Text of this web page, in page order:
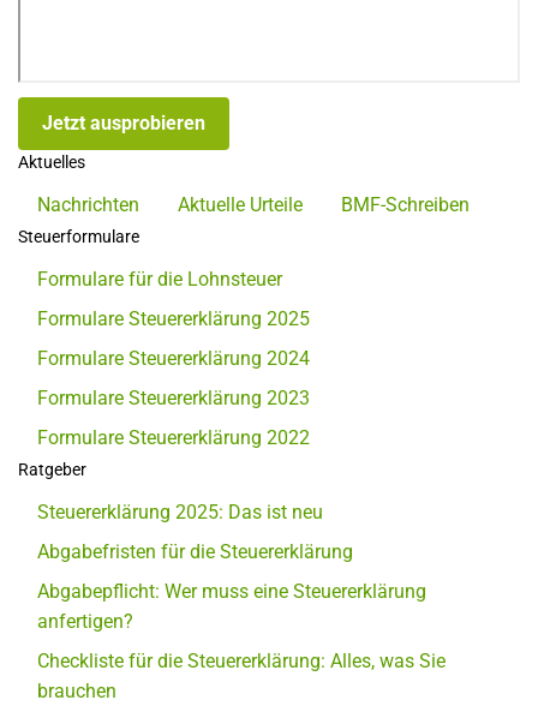
Jetzt ausprobieren
Aktuelles
Nachrichten Aktuelle Urteile BMF-Schreiben
Steuerformulare
Formulare für die Lohnsteuer
Formulare Steuererklärung 2025
Formulare Steuererklärung 2024
Formulare Steuererklärung 2023
Formulare Steuererklärung 2022
Ratgeber
Steuererklärung 2025: Das ist neu
Abgabefristen für die Steuererklärung
Abgabepflicht: Wer muss eine Steuererklärung
anfertigen?
Checkliste für die Steuererklärung: Alles, was Sie
brauchen